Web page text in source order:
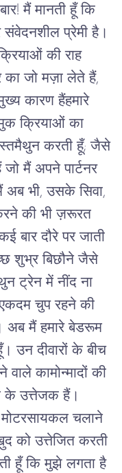
मैं मानती हूँ कि
संवेदनशील प्रेमी है।
की राह
जो मज़ा लेते हैं,
कारण हैंहमारे
क्रियाओं का
करती हूँ; जैसे
मैं अपने पार्टनर
अब भी, उसके सिवा,
की भी ज़रूरत
बार दौरे पर जाती
शुभ्र बिछौने जैसे
ट्रेन में नींद ना
चुप रहने की
अब मैं हमारे बेडरूम
उन दीवारों के बीच
कामोन्मादों की
के उत्तेजक हैं।
मोटरसायकल चलाने
को उत्तेजित करती
हूँ कि मुझे लगता है